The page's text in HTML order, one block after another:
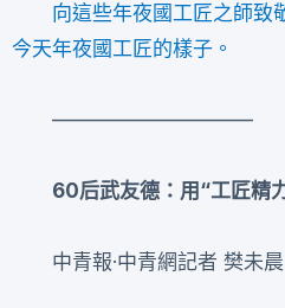
向這些年夜國工匠之師致
今天年夜國工匠的樣子。
——————————
60后武友德：用“工匠精
中青報·中青網記者 樊未晨